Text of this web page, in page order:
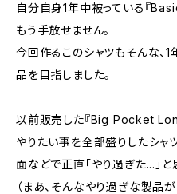
自分自身1年中被っている『
もう手放せません。
今回作るこのシャツもそんな、
品を目指しました。
以前販売した『Big Pocket
やりたい事を全部盛りしたシャツ
面などで正直「やり過ぎた...」と
（まあ、そんなやり過ぎな製品